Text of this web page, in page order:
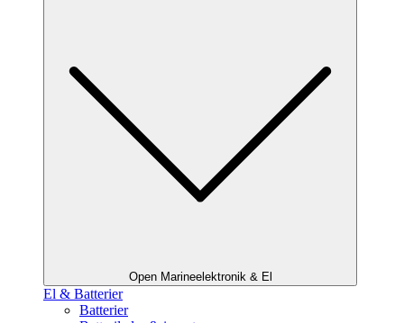
Open Marineelektronik & El
El & Batterier
Batterier